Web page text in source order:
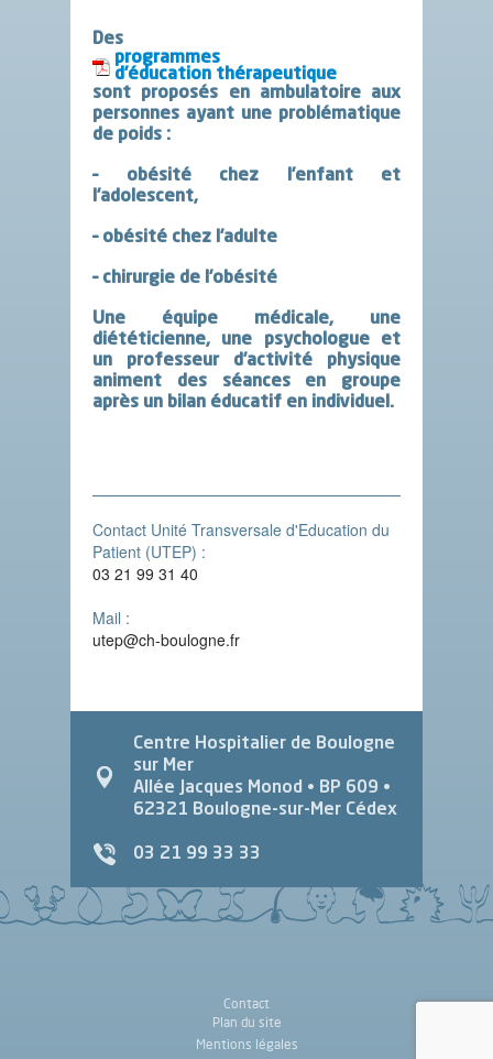
Des
programmes
d’éducation thérapeutique
sont proposés en ambulatoire aux
personnes ayant une problématique
de poids :
– obésité chez l’enfant et
l’adolescent,
– obésité chez l’adulte
– chirurgie de l’obésité
Une équipe médicale, une
diététicienne, une psychologue et
un professeur d’activité physique
animent des séances en groupe
après un bilan éducatif en individuel.
Contact Unité Transversale d'Education du
Patient (UTEP) :
03 21 99 31 40
Mail :
utep@ch-boulogne.fr
Centre Hospitalier de Boulogne
sur Mer
Allée Jacques Monod • BP 609 •
62321 Boulogne-sur-Mer Cédex
03 21 99 33 33
Contact
Plan du site
Mentions légales